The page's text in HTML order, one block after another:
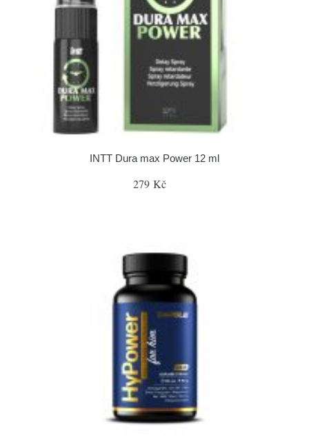
INTT Dura max Power 12 ml
279 Kč